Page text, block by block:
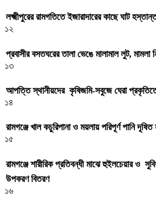
লক্ষ্মীপুরের রামগতিতে ইজারাদারের কাছে ঘাট
১২
প্রবাসীর বসতঘরের তালা ভেঙে মালামাল লুট, মামলা
১৩
আপত্তি স্থানীয়দের কৃষিজমি-সবুজে ঘেরা
১৪
রামগঞ্জে খাল কচুরিপানা ও ময়লায় পরিপূর্ণ পানি
১৫
রামগঞ্জে শারীরিক প্রতিবন্ধী মাঝে হুইলচেয়ার ও
উপকরণ বিতরণ
১৬